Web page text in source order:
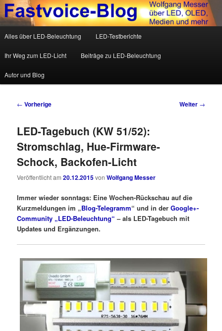
Fastvoice-Blog
Wolfgang Messer über LED, OLED, Medien und mehr
Zum Inhalt wechseln
Zum sekundären Inhalt wechseln
Alles über LED-Beleuchtung LED-Testberichte
Ihr Weg zum LED-Licht Beiträge zu LED-Beleuchtung
Autor und Blog
Beitrags-Navigation
← Vorherige Weiter →
LED-Tagebuch (KW 51/52):
Stromschlag, Hue-Firmware-
Schock, Backofen-Licht
Veröffentlicht am20.12.2015vonWolfgang Messer
Immer wieder sonntags: Eine Wochen-Rückschau auf die
Kurzmeldungen im „Blog-Telegramm“ und in derGoogle+-
Community „LED-Beleuchtung“ – als LED-Tagebuch mit
Updates und Ergänzungen.